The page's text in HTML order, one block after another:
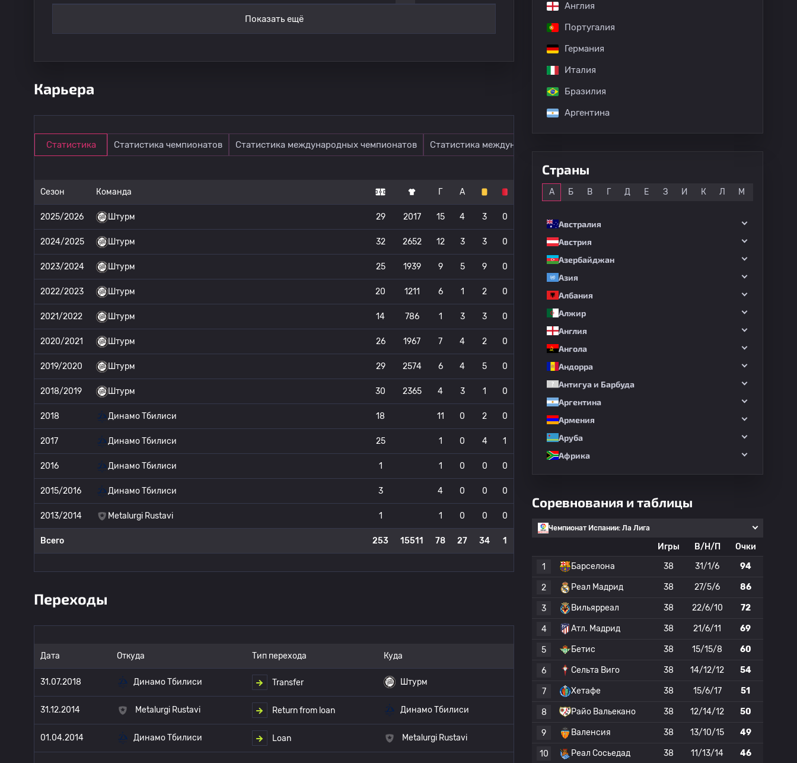
Показать ещё
Карьера
Статистика Статистика чемпионатов Статистика международных чемпионатов Статистика международных матчей
Сезон Команда Г А
2025/2026 Штурм 29 2017 15 4 3 0
2024/2025 Штурм 32 2652 12 3 3 0
2023/2024 Штурм 25 1939 9 5 9 0
2022/2023 Штурм 20 1211 6 1 2 0
2021/2022 Штурм 14 786 1 3 3 0
2020/2021 Штурм 26 1967 7 4 2 0
2019/2020 Штурм 29 2574 6 4 5 0
2018/2019 Штурм 30 2365 4 3 1 0
2018 Динамо Тбилиси 18 11 0 2 0
2017 Динамо Тбилиси 25 1 0 4 1
2016 Динамо Тбилиси 1 1 0 0 0
2015/2016 Динамо Тбилиси 3 4 0 0 0
2013/2014 Metalurgi Rustavi 1 1 0 0 0
Всего 253 15511 78 27 34 1
Переходы
Дата Откуда Тип перехода Куда
31.07.2018 Динамо Тбилиси Transfer Штурм
31.12.2014 Metalurgi Rustavi Return from loan Динамо Тбилиси
01.04.2014 Динамо Тбилиси Loan Metalurgi Rustavi
Англия
Португалия
Германия
Италия
Бразилия
Аргентина
Страны
А Б В Г Д Е З И К Л М
Австралия
Австрия
Азербайджан
Азия
Албания
Алжир
Англия
Ангола
Андорра
Антигуа и Барбуда
Аргентина
Армения
Аруба
Африка
Соревнования и таблицы
Чемпионат Испании: Ла Лига
Игры В/Н/П
Очки
1
Барселона 38 31/1/6 94
2 Реал Мадрид 38 27/5/6 86
3 Вильярреал 38 22/6/10 72
4 Атл. Мадрид 38 21/6/11 69
5 Бетис 38 15/15/8 60
6 Сельта Виго 38 14/12/12 54
7 Хетафе 38 15/6/17 51
8 Райо Вальекано 38 12/14/12 50
9 Валенсия 38 13/10/15 49
10 Реал Сосьедад 38 11/13/14 46